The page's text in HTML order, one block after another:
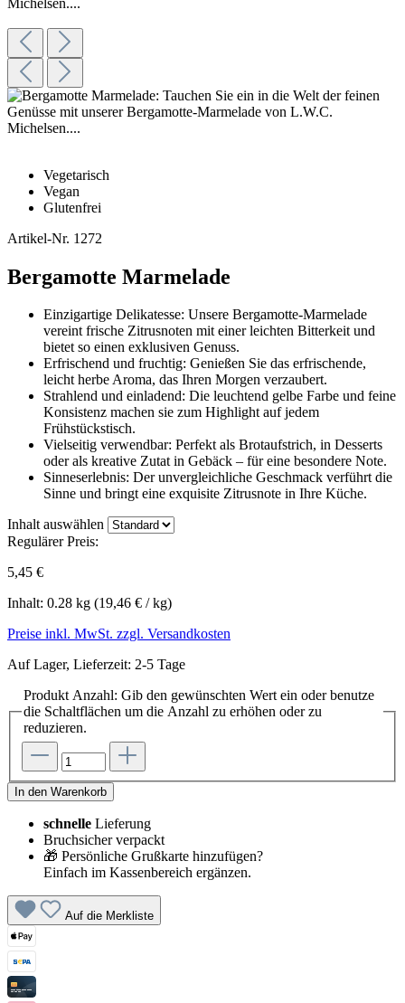
Vegetarisch
Vegan
Glutenfrei
Artikel-Nr. 1272
Bergamotte Marmelade
Einzigartige Delikatesse: Unsere Bergamotte-Marmelade
vereint frische Zitrusnoten mit einer leichten Bitterkeit und
bietet so einen exklusiven Genuss.
Erfrischend und fruchtig: Genießen Sie das erfrischende,
leicht herbe Aroma, das Ihren Morgen verzaubert.
Strahlend und einladend: Die leuchtend gelbe Farbe und feine
Konsistenz machen sie zum Highlight auf jedem
Frühstückstisch.
Vielseitig verwendbar: Perfekt als Brotaufstrich, in Desserts
oder als kreative Zutat in Gebäck – für eine besondere Note.
Sinneserlebnis: Der unvergleichliche Geschmack verführt die
Sinne und bringt eine exquisite Zitrusnote in Ihre Küche.
Inhaltauswählen
Regulärer Preis:
5,45 €
Inhalt: 0.28 kg (19,46 € / kg)
Preise inkl. MwSt. zzgl. Versandkosten
Auf Lager, Lieferzeit: 2-5 Tage
Produkt Anzahl: Gib den gewünschten Wert ein oder benutze
die Schaltflächen um die Anzahl zu erhöhen oder zu
reduzieren.
In den Warenkorb
schnelle Lieferung
Bruchsicher verpackt
🎁 Persönliche Grußkarte hinzufügen?
Einfach im Kassenbereich ergänzen.
Auf die Merkliste